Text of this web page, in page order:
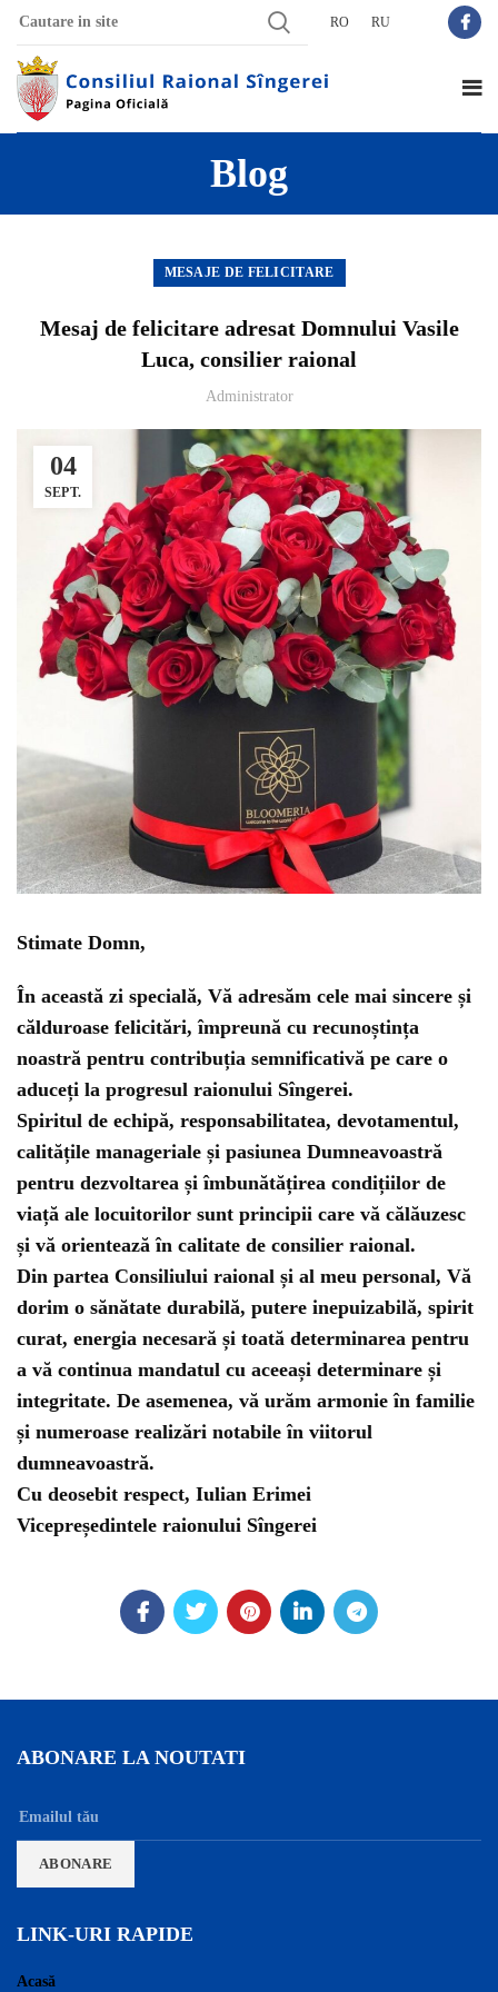
RO RU
Blog
MESAJE DE FELICITARE
Mesaj de felicitare adresat Domnului Vasile
Luca, consilier raional
Administrator
04
SEPT.
Stimate Domn,
În această zi specială, Vă adresăm cele mai sincere și
călduroase felicitări, împreună cu recunoștința
noastră pentru contribuția semnificativă pe care o
aduceți la progresul raionului Sîngerei.
Spiritul de echipă, responsabilitatea, devotamentul,
calitățile manageriale și pasiunea Dumneavoastră
pentru dezvoltarea și îmbunătățirea condițiilor de
viață ale locuitorilor sunt principii care vă călăuzesc
și vă orientează în calitate de consilier raional.
Din partea Consiliului raional și al meu personal, Vă
dorim o sănătate durabilă, putere inepuizabilă, spirit
curat, energia necesară și toată determinarea pentru
a vă continua mandatul cu aceeași determinare și
integritate. De asemenea, vă urăm armonie în familie
și numeroase realizări notabile în viitorul
dumneavoastră.
Cu deosebit respect, Iulian Erimei
Vicepreședintele raionului Sîngerei
ABONARE LA NOUTATI
LINK-URI RAPIDE
Acasă